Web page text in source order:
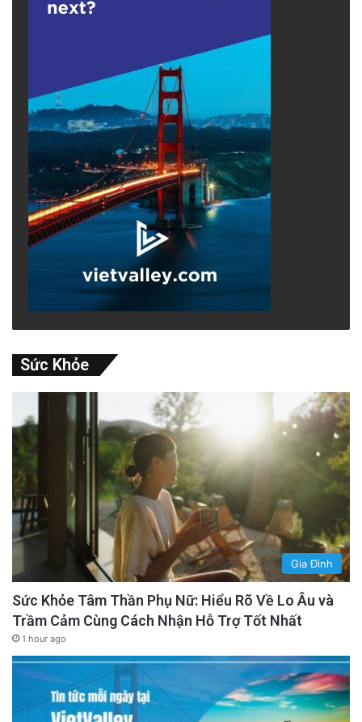
Sức Khỏe
Gia Đình
Sức Khỏe Tâm Thần Phụ Nữ: Hiểu Rõ Về Lo Âu và
Trầm Cảm Cùng Cách Nhận Hỗ Trợ Tốt Nhất
1 hour ago